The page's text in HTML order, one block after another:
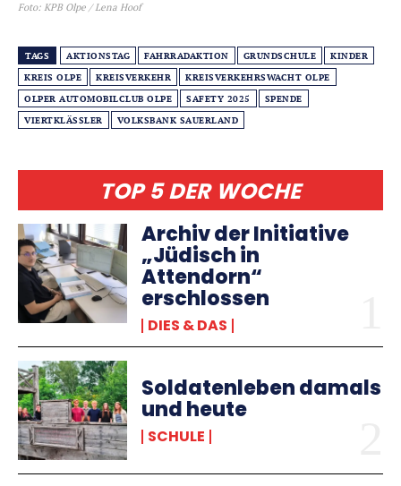
TOP 5 DER WOCHE
Archiv der Initiative
„Jüdisch in
Attendorn“
erschlossen
DIES & DAS
Soldatenleben damals
und heute
SCHULE
Foto: KPB Olpe / Lena Hoof
TAGS AKTIONSTAG FAHRRADAKTION GRUNDSCHULE
KINDER
KREIS OLPE
KREISVERKEHR
KREISVERKEHRSWACHT OLPE
OLPER AUTOMOBILCLUB OLPE
SAFETY 2025
SPENDE
VIERTKLÄSSLER
VOLKSBANK SAUERLAND